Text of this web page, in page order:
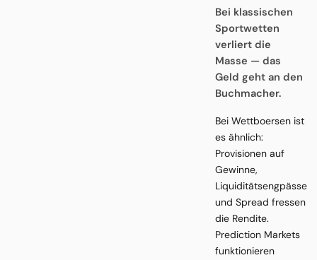
Bei klassischen
Sportwetten
verliert die
Masse — das
Geld geht an den
Buchmacher.
Bei Wettboersen ist
es ähnlich:
Provisionen auf
Gewinne,
Liquiditätsengpässe
und Spread fressen
die Rendite.
Prediction Markets
funktionieren